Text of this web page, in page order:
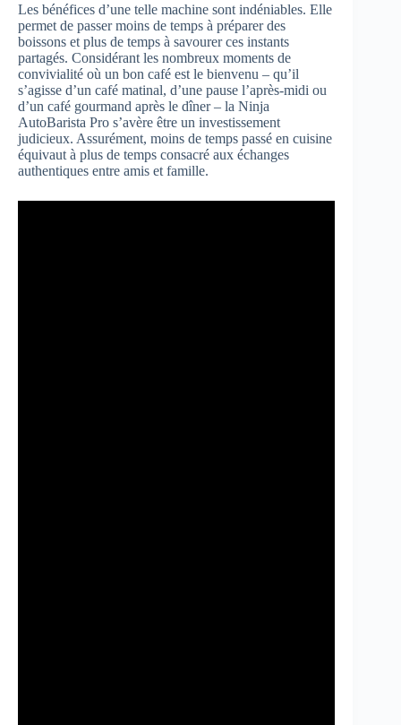
Les bénéfices d’une telle machine sont indéniables. Elle
permet de passer moins de temps à préparer des
boissons et plus de temps à savourer ces instants
partagés. Considérant les nombreux moments de
convivialité où un bon café est le bienvenu – qu’il
s’agisse d’un café matinal, d’une pause l’après-midi ou
d’un café gourmand après le dîner – la Ninja
AutoBarista Pro s’avère être un investissement
judicieux. Assurément, moins de temps passé en cuisine
équivaut à plus de temps consacré aux échanges
authentiques entre amis et famille.